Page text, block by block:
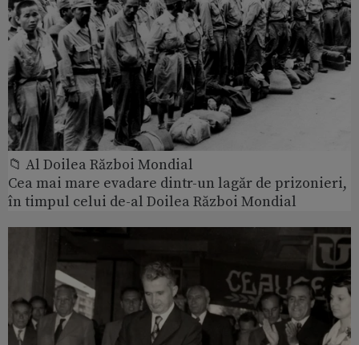
📁 Al Doilea Război Mondial
Cea mai mare evadare dintr-un lagăr de prizonieri,
în timpul celui de-al Doilea Război Mondial